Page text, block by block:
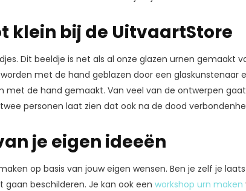
klein bij de UitvaartStore
Dit beeldje is net als al onze glazen urnen gemaakt
worden met de hand geblazen door een glaskunstenaar
met de hand gemaakt. Van veel van de ontwerpen
personen laat zien dat ook na de dood
je eigen ideeën
op basis van jouw eigen wensen. Ben je zelf je
beschilderen. Je kan ook een workshop urn maken